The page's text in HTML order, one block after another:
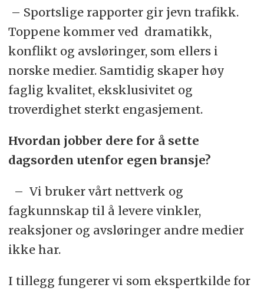
– Sportslige rapporter gir jevn trafikk.
Toppene kommer ved dramatikk,
konflikt og avsløringer, som ellers i
norske medier. Samtidig skaper høy
faglig kvalitet, eksklusivitet og
troverdighet sterkt engasjement.
Hvordan jobber dere for å sette
dagsorden utenfor egen bransje?
– Vi bruker vårt nettverk og
fagkunnskap til å levere vinkler,
reaksjoner og avsløringer andre medier
ikke har.
I tillegg fungerer vi som ekspertkilde for